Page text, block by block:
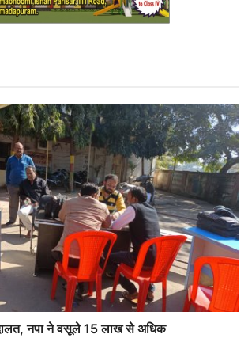
नपा ने वसूले 15 लाख से अधिक